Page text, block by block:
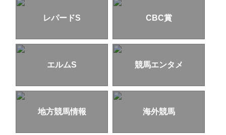
レパードS CBC賞
エルムS 競馬エンタメ
地方競馬情報 海外競馬